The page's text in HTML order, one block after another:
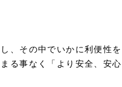
、その中でいかに利便性
る事なく「より安全、安